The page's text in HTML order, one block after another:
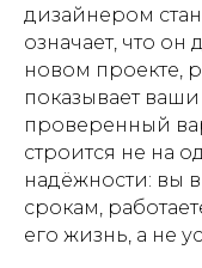
дизайнером
означает, что
новом проекте,
показывает
проверенный
строится не на
надёжности: вы
срокам,
его жизнь, а не